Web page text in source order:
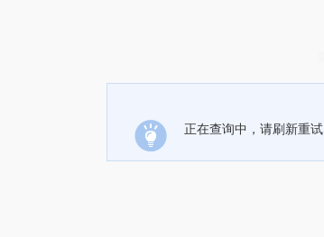
正在查询中，请刷新重试